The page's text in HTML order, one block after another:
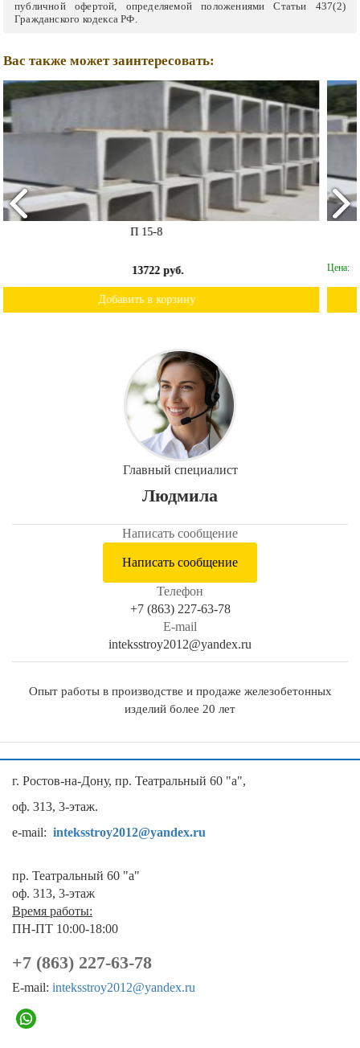
публичной офертой, определяемой положениями Статьи 437(2)
Гражданского кодекса РФ.
Вас также может заинтересовать:
13740 руб.
Добавить в корзину
Главный специалист
Людмила
Написать сообщение
Написать сообщение
Телефон
+7 (863) 227-63-78
E-mail
inteksstroy2012@yandex.ru
Опыт работы в производстве и продаже железобетонных
изделий более 20 лет
г. Ростов-на-Дону, пр. Театральный 60 "а",
оф. 313, 3-этаж.
e-mail: inteksstroy2012@yandex.ru
пр. Театральный 60 "а"
оф. 313, 3-этаж
Время работы:
ПН-ПТ 10:00-18:00
+7 (863) 227-63-78
E-mail: inteksstroy2012@yandex.ru